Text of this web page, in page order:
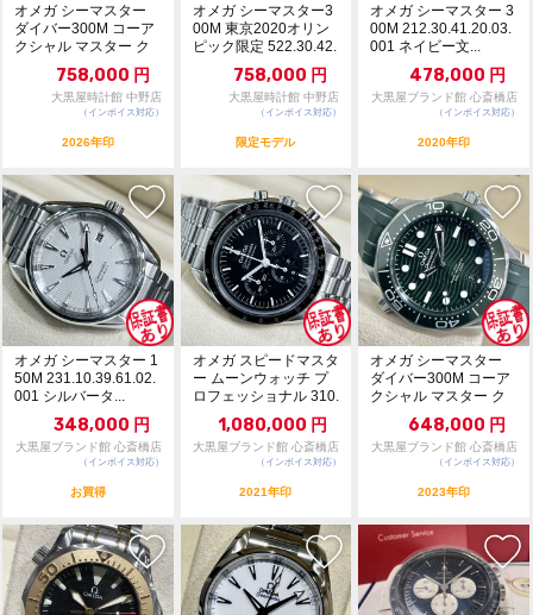
オメガ シーマスター
ダイバー300M コーア
クシャル マスター ク
758,000 円
大黒屋時計館 中野店
（インボイス対応）
2026年印
オメガ シーマスター3
00M 東京2020オリン
ピック限定 522.30.42.
758,000 円
大黒屋時計館 中野店
（インボイス対応）
限定モデル
オメガ シーマスター 3
00M 212.30.41.20.03.
001 ネイビー文...
478,000 円
大黒屋ブランド館 心斎橋店
（インボイス対応）
2020年印
オメガ シーマスター 1
50M 231.10.39.61.02.
001 シルバータ...
348,000 円
大黒屋ブランド館 心斎橋店
（インボイス対応）
お買得
オメガ スピードマスタ
ー ムーンウォッチ プ
ロフェッショナル 310.
1,080,000 円
大黒屋ブランド館 心斎橋店
（インボイス対応）
2021年印
オメガ シーマスター
ダイバー300M コーア
クシャル マスター ク
648,000 円
大黒屋ブランド館 心斎橋店
（インボイス対応）
2023年印